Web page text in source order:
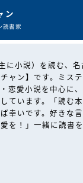
ン
読書家
に小説）を読む、名
ャン】です。ミステ
恋愛小説を中心に
ています。「読む
幸いです。好きな
を！」一緒に読書